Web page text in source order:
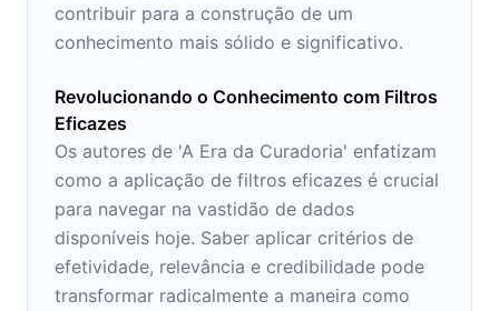
contribuir para a construção de um
conhecimento mais sólido e significativo.
Revolucionando o Conhecimento com Filtros
Eficazes
Os autores de 'A Era da Curadoria' enfatizam
como a aplicação de filtros eficazes é crucial
para navegar na vastidão de dados
disponíveis hoje. Saber aplicar critérios de
efetividade, relevância e credibilidade pode
transformar radicalmente a maneira como